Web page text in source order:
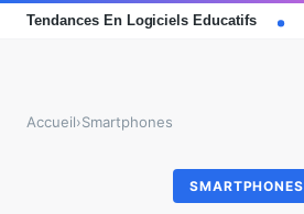
Accueil›Smartphones
SMARTPHONES